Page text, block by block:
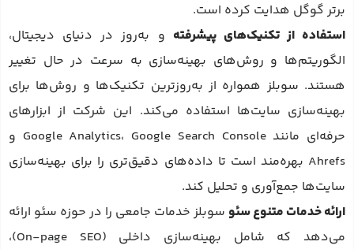
برتر گوگل هدایت کرده است.
استفاده از تکنیک‌های پیشرفته و به‌روز در دنیای دیجیتال،
الگوریتم‌ها و روش‌های بهینه‌سازی به سرعت در حال تغییر
هستند. سوبلز همواره از به‌روزترین تکنیک‌ها و روش‌ها برای
بهینه‌سازی سایت‌ها استفاده می‌کند. این شرکت از ابزارهای
حرفه‌ای مانند Google Analytics، Google Search Console و
Ahrefs بهره‌مند است تا داده‌های دقیق‌تری را برای بهینه‌سازی
سایت‌ها جمع‌آوری و تحلیل کند.
ارائه خدمات متنوع سئو سوبلز خدمات جامعی را در حوزه سئو ارائه
می‌دهد که شامل بهینه‌سازی داخلی (On-page SEO)،